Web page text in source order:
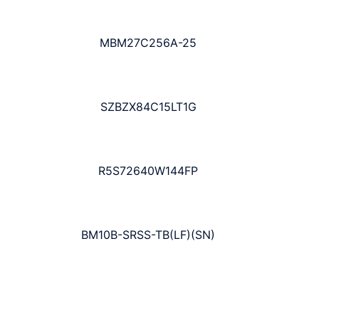
MBM27C256A-25
SZBZX84C15LT1G
R5S72640W144FP
BM10B-SRSS-TB(LF)(SN)